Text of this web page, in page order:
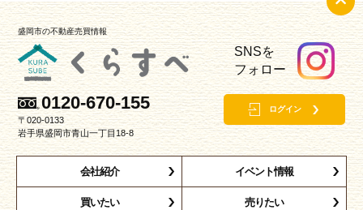
盛岡市の不動産売買情報
0120-670-155
〒020-0133
岩手県盛岡市青山一丁目18-8
SNSを
フォロー
ログイン
会社紹介 イベント情報
買いたい 売りたい